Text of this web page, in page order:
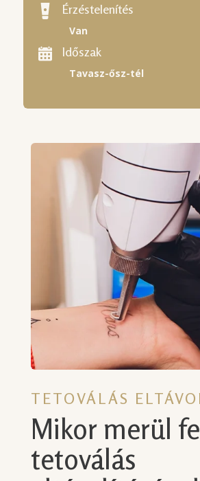
Érzéstelenítés
Van
Időszak
Tavasz-ősz-tél
TETOVÁLÁS
Mikor merül
tetoválás